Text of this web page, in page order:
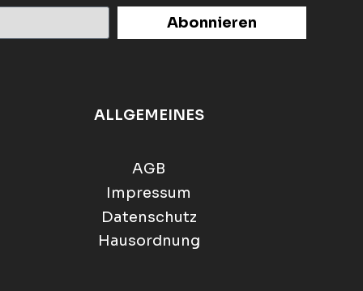
Abonnieren
ALLGEMEINES
AGB
Impressum
Datenschutz
Hausordnung